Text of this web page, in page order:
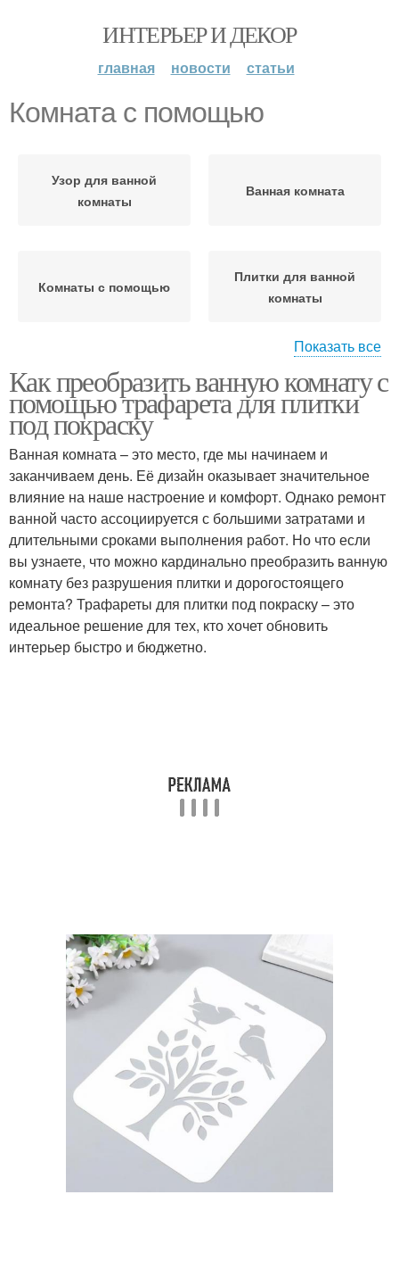
ИНТЕРЬЕР И ДЕКОР
главная новости статьи
Комната с помощью
Узор для ванной
комнаты
Ванная комната
Комнаты с помощью
Плитки для ванной
комнаты
Обоев в узкой комнате
комнату
Длинная комната
Показать все
Как преобразить ванную комнату с
помощью трафарета для плитки
под покраску
Ванная комната – это место, где мы начинаем и
заканчиваем день. Её дизайн оказывает значительное
влияние на наше настроение и комфорт. Однако ремонт
ванной часто ассоциируется с большими затратами и
длительными сроками выполнения работ. Но что если
вы узнаете, что можно кардинально преобразить ванную
комнату без разрушения плитки и дорогостоящего
ремонта? Трафареты для плитки под покраску – это
идеальное решение для тех, кто хочет обновить
интерьер быстро и бюджетно.